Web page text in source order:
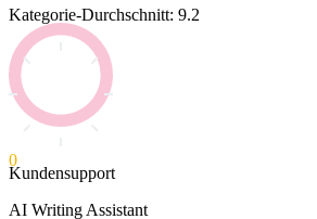
Kategorie-Durchschnitt: 9.2
0
Kundensupport
AI Writing Assistant